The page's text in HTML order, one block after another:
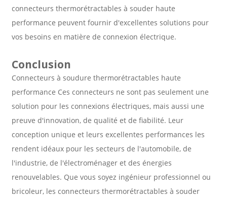
connecteurs thermorétractables à souder haute
performance peuvent fournir d'excellentes solutions pour
vos besoins en matière de connexion électrique.
Conclusion
Connecteurs à soudure thermorétractables haute
performance Ces connecteurs ne sont pas seulement une
solution pour les connexions électriques, mais aussi une
preuve d'innovation, de qualité et de fiabilité. Leur
conception unique et leurs excellentes performances les
rendent idéaux pour les secteurs de l'automobile, de
l'industrie, de l'électroménager et des énergies
renouvelables. Que vous soyez ingénieur professionnel ou
bricoleur, les connecteurs thermorétractables à souder